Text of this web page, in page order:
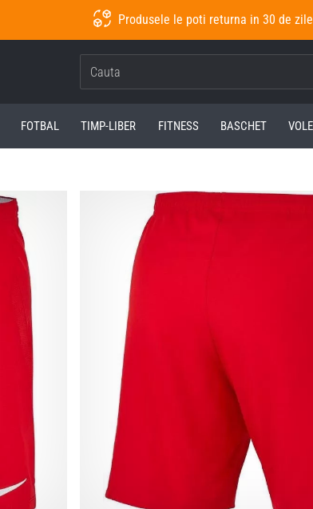
Produsele le poti returna in 30 de zile
FOTBAL TIMP-LIBER FITNESS BASCHET